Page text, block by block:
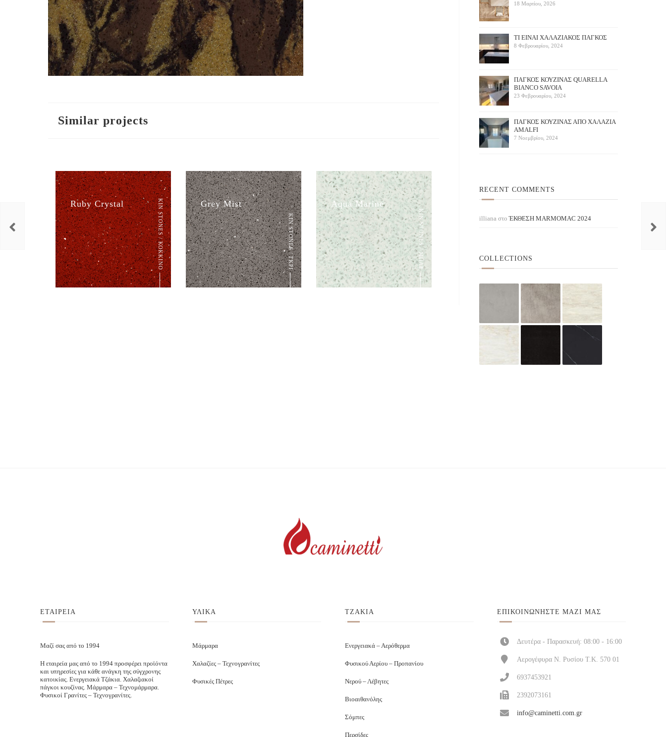
Similar projects
Ruby Crystal KIN STONES / ΚΟΚΚΙΝΟ Grey Mist
KIN STONES / ΓΚΡΙ
Aqua Marine
KIN STONES / ΜΠΛΕ KIN STONES / ΜΑΥΡΟ
18 Μαρτίου, 2026
ΤΙ ΕΙΝΑΙ ΧΑΛΑΖΙΑΚΟΣ ΠΑΓΚΟΣ
8 Φεβρουαρίου, 2024
ΠΑΓΚΟΣ ΚΟΥΖΙΝΑΣ QUARELLA
BIANCO SAVOIA
23 Φεβρουαρίου, 2024
ΠAΓΚΟΣ ΚΟΥΖΙΝΑΣ ΑΠΟ ΧΑΛΑΖΙΑ
AMALFI
7 Νοεμβρίου, 2024
RECENT COMMENTS
illiana στοΈΚΘΕΣΗ ΜARMOMAC 2024
COLLECTIONS
ΕΤΑΙΡΕΙΑ
Μαζί σας από το 1994
Η εταιρεία μας από το 1994 προσφέρει προϊόντα
και υπηρεσίες για κάθε ανάγκη της σύγχρονης
κατοικίας. Ενεργειακά Τζάκια. Χαλαζιακοί
πάγκοι κουζίνας. Μάρμαρα – Τεχνομάρμαρα.
Φυσικοί Γρανίτες – Τεχνογρανίτες.
ΥΛΙΚΑ
Μάρμαρα
Χαλαζίες – Τεχνογρανίτες
Φυσικές Πέτρες
ΤΖΑΚΙΑ
Ενεργειακά – Αερόθερμα
Φυσικού Αερίου – Προπανίου
Νερού – Λέβητες
Βιοαιθανόλης
Σόμπες
Περσίδες
ΕΠΙΚΟΙΝΩΝΉΣΤΕ ΜΑΖΊ ΜΑΣ
Δευτέρα - Παρασκευή: 08:00 - 16:00
Αερογέφυρα Ν. Ρυσίου Τ.Κ. 570 01
6937453921
2392073161
info@caminetti.com.gr